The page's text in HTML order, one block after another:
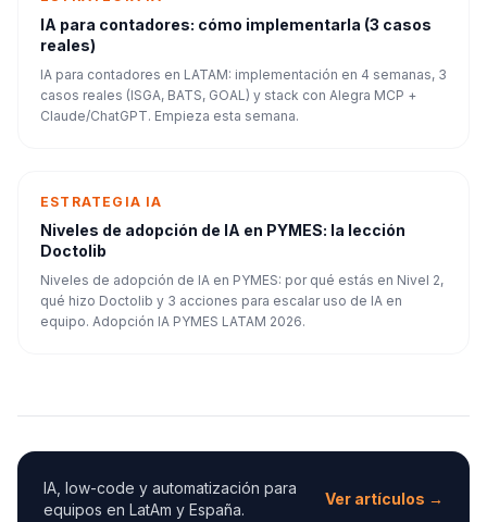
IA para contadores: cómo implementarla (3 casos
reales)
IA para contadores en LATAM: implementación en 4 semanas, 3
casos reales (ISGA, BATS, GOAL) y stack con Alegra MCP +
Claude/ChatGPT. Empieza esta semana.
ESTRATEGIA IA
Niveles de adopción de IA en PYMES: la lección
Doctolib
Niveles de adopción de IA en PYMES: por qué estás en Nivel 2,
qué hizo Doctolib y 3 acciones para escalar uso de IA en
equipo. Adopción IA PYMES LATAM 2026.
IA, low-code y automatización para
equipos en LatAm y España.
Ver artículos →